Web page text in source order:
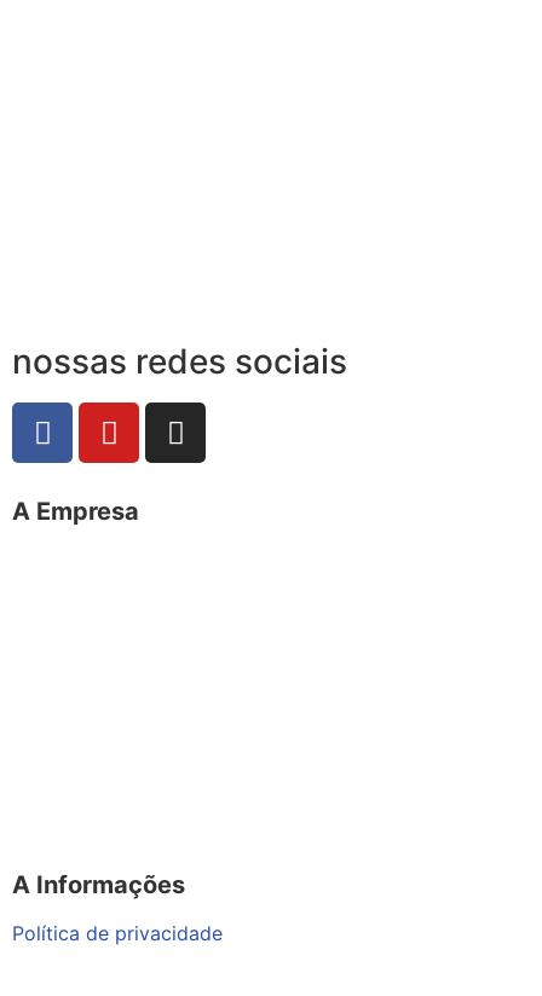
nossas redes sociais
A Empresa
A Informações
Política de privacidade